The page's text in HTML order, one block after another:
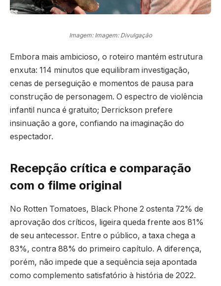
Imagem: Imagem: Divulgação
Embora mais ambicioso, o roteiro mantém estrutura
enxuta: 114 minutos que equilibram investigação,
cenas de perseguição e momentos de pausa para
construção de personagem. O espectro de violência
infantil nunca é gratuito; Derrickson prefere
insinuação a gore, confiando na imaginação do
espectador.
Recepção crítica e comparação
com o filme original
No Rotten Tomatoes, Black Phone 2 ostenta 72% de
aprovação dos críticos, ligeira queda frente aos 81%
de seu antecessor. Entre o público, a taxa chega a
83%, contra 88% do primeiro capítulo. A diferença,
porém, não impede que a sequência seja apontada
como complemento satisfatório à história de 2022.